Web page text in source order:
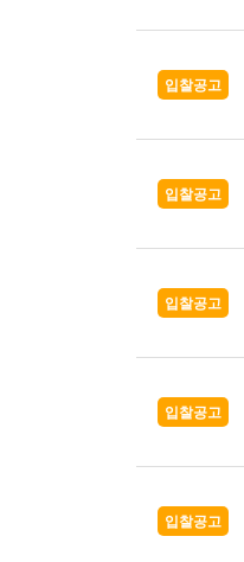
입찰공고
입찰공고
입찰공고
입찰공고
입찰공고